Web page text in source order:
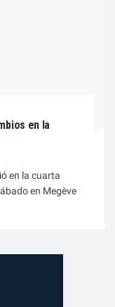
en la
en la cuarta
en Megève